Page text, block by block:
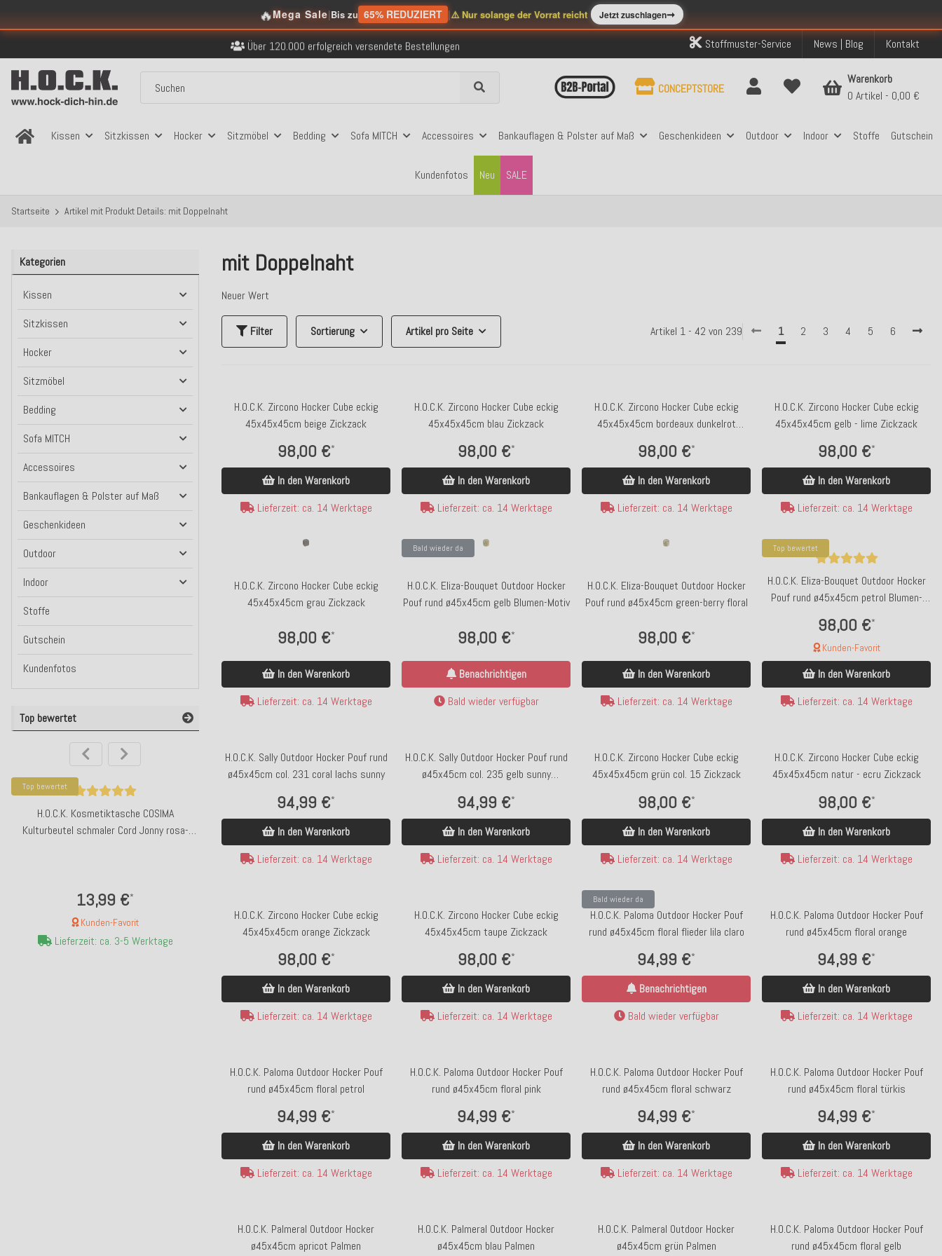
🔥Mega Sale|Bis zu 65% REDUZIERT |⚠️ Nur solange der Vorrat reicht Jetzt zuschlagen➞
Kostenloser Versand innerhalb Deutschlands ab 99€ Bestellwert
Über 120.000 erfolgreich versendete Bestellungen
Sicher bezahlen mit Klarna, PayPal & Amazon Pay
Stoffmuster-Service News | Blog Kontakt
Kissen Sitzkissen Hocker Sitzmöbel Bedding Sofa MITCH Accessoires Bankauflagen & Polster auf Maß Geschenkideen Outdoor Indoor Stoffe Gutschein
Kundenfotos SALE
Neu
CONCEPTSTORE
Warenkorb
0 Artikel
0,00 €
Startseite Artikel mit Produkt Details: mit Doppelnaht
mit Doppelnaht
Neuer Wert
Filter Sortierung Artikel pro Seite Artikel 1 - 42 von 239 1 2 3 4 5 6
H.O.C.K. Zircono Hocker Cube eckig
45x45x45cm beige Zickzack
98,00 €*
In den Warenkorb
Lieferzeit: ca. 14 Werktage
H.O.C.K. Zircono Hocker Cube eckig
45x45x45cm blau Zickzack
98,00 €*
In den Warenkorb
Lieferzeit: ca. 14 Werktage
H.O.C.K. Zircono Hocker Cube eckig
45x45x45cm bordeaux dunkelrot
98,00 €*
In den Warenkorb
Lieferzeit: ca. 14 Werktage
H.O.C.K. Zircono Hocker Cube eckig
45x45x45cm gelb - lime Zickzack
98,00 €*
In den Warenkorb
Lieferzeit: ca. 14 Werktage
H.O.C.K. Zircono Hocker Cube eckig
45x45x45cm grau Zickzack
98,00 €*
In den Warenkorb
Lieferzeit: ca. 14 Werktage
Bald wieder da
H.O.C.K. Eliza-Bouquet Outdoor Hocker
Pouf rund ø45x45cm gelb Blumen-Motiv
98,00 €*
Benachrichtigen
Bald wieder verfügbar
H.O.C.K. Eliza-Bouquet Outdoor Hocker
Pouf rund ø45x45cm green-berry floral
98,00 €*
In den Warenkorb
Lieferzeit: ca. 14 Werktage
Top bewertet
H.O.C.K. Eliza-Bouquet Outdoor Hocker
Pouf rund ø45x45cm petrol Blumen-
98,00 €*
Kunden-Favorit
In den Warenkorb
Lieferzeit: ca. 14 Werktage
H.O.C.K. Sally Outdoor Hocker Pouf rund
ø45x45cm col. 231 coral lachs sunny
94,99 €*
In den Warenkorb
Lieferzeit: ca. 14 Werktage
H.O.C.K. Sally Outdoor Hocker Pouf rund
ø45x45cm col. 235 gelb sunny
94,99 €*
In den Warenkorb
Lieferzeit: ca. 14 Werktage
H.O.C.K. Zircono Hocker Cube eckig
45x45x45cm grün col. 15 Zickzack
98,00 €*
In den Warenkorb
Lieferzeit: ca. 14 Werktage
H.O.C.K. Zircono Hocker Cube eckig
45x45x45cm natur - ecru Zickzack
98,00 €*
In den Warenkorb
Lieferzeit: ca. 14 Werktage
H.O.C.K. Zircono Hocker Cube eckig
45x45x45cm orange Zickzack
98,00 €*
In den Warenkorb
Lieferzeit: ca. 14 Werktage
H.O.C.K. Zircono Hocker Cube eckig
45x45x45cm taupe Zickzack
98,00 €*
In den Warenkorb
Lieferzeit: ca. 14 Werktage
Bald wieder da
H.O.C.K. Paloma Outdoor Hocker Pouf
rund ø45x45cm floral flieder lila claro
94,99 €*
Benachrichtigen
Bald wieder verfügbar
H.O.C.K. Paloma Outdoor Hocker Pouf
rund ø45x45cm floral orange
94,99 €*
In den Warenkorb
Lieferzeit: ca. 14 Werktage
H.O.C.K. Paloma Outdoor Hocker Pouf
rund ø45x45cm floral petrol
94,99 €*
In den Warenkorb
Lieferzeit: ca. 14 Werktage
H.O.C.K. Paloma Outdoor Hocker Pouf
rund ø45x45cm floral pink
94,99 €*
In den Warenkorb
Lieferzeit: ca. 14 Werktage
H.O.C.K. Paloma Outdoor Hocker Pouf
rund ø45x45cm floral schwarz
94,99 €*
In den Warenkorb
Lieferzeit: ca. 14 Werktage
H.O.C.K. Paloma Outdoor Hocker Pouf
rund ø45x45cm floral türkis
94,99 €*
In den Warenkorb
Lieferzeit: ca. 14 Werktage
H.O.C.K. Palmeral Outdoor Hocker
ø45x45cm apricot Palmen
H.O.C.K. Palmeral Outdoor Hocker
ø45x45cm blau Palmen
H.O.C.K. Palmeral Outdoor Hocker
ø45x45cm grün Palmen
H.O.C.K. Paloma Outdoor Hocker Pouf
rund ø45x45cm floral gelb
Kategorien
Kissen
Sitzkissen
Hocker
Sitzmöbel
Bedding
Sofa MITCH
Accessoires
Bankauflagen & Polster auf Maß
Geschenkideen
Outdoor
Indoor
Stoffe
Gutschein
Kundenfotos
Top bewertet
Top bewertet
H.O.C.K. Kosmetiktasche COSIMA
Kulturbeutel schmaler Cord Jonny rosa-
13,99 €*
Kunden-Favorit
Lieferzeit: ca. 3-5 Werktage
GIFTY Kühlmanschette Weinkühler, Zitrone |
rosa gelb gestreift
Bald wieder verfügbar
WV 3-teiliges Tablett-Set Türkis mit
goldener Umrandung
Bald wieder verfügbar
H.O.C.K. Lino-Leinen Outdoor Sitzkissen
40x40x5cm melange sand
Kunden-Favorit
H.O.C.K. Riviera Stripe
50x50x5cm Green Petrol
Kunden-Favorit
Lieferzeit: ca. 2-4